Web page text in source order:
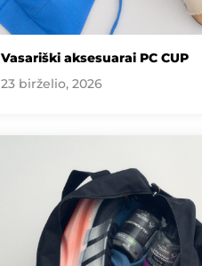
Vasariški aksesuarai PC CUP
23 birželio, 2026